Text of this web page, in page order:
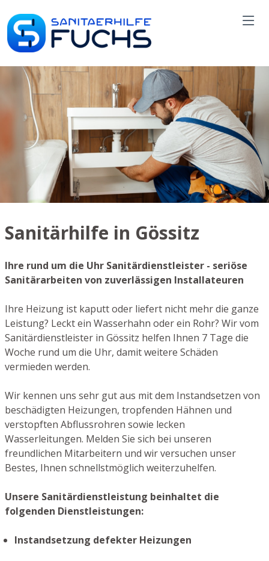
Sanitärhilfe in Gössitz
Ihre rund um die Uhr Sanitärdienstleister - seriöse
Sanitärarbeiten von zuverlässigen Installateuren
Ihre Heizung ist kaputt oder liefert nicht mehr die ganze
Leistung? Leckt ein Wasserhahn oder ein Rohr? Wir vom
Sanitärdienstleister in Gössitz helfen Ihnen 7 Tage die
Woche rund um die Uhr, damit weitere Schäden
vermieden werden.
Wir kennen uns sehr gut aus mit dem Instandsetzen von
beschädigten Heizungen, tropfenden Hähnen und
verstopften Abflussrohren sowie lecken
Wasserleitungen. Melden Sie sich bei unseren
freundlichen Mitarbeitern und wir versuchen unser
Bestes, Ihnen schnellstmöglich weiterzuhelfen.
Unsere Sanitärdienstleistung beinhaltet die
folgenden Dienstleistungen:
Instandsetzung defekter Heizungen